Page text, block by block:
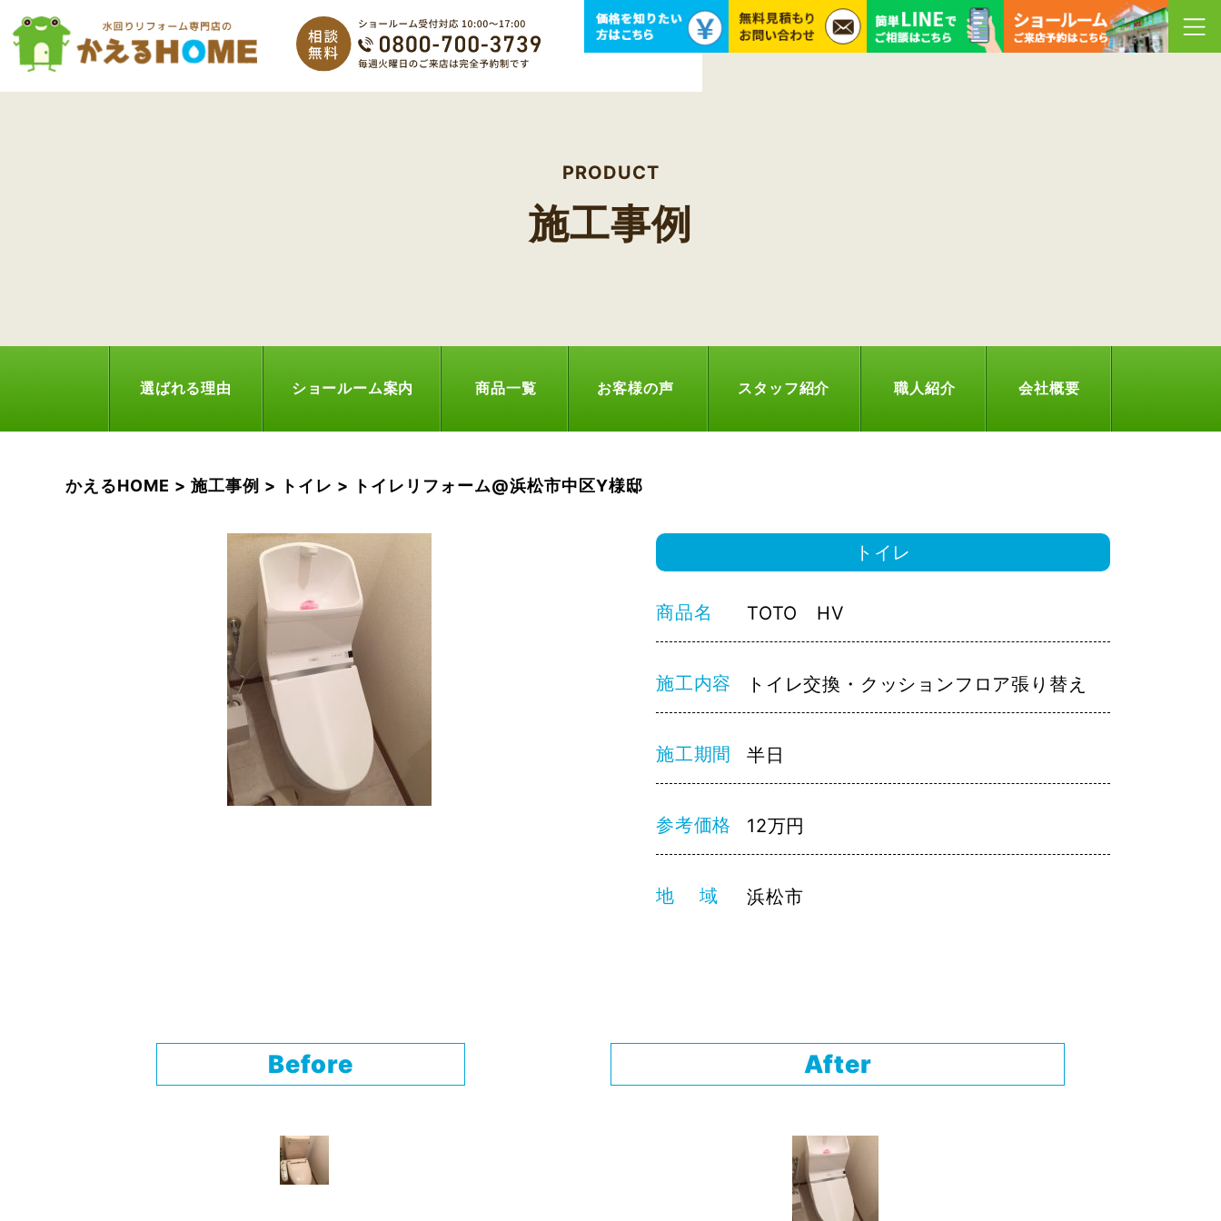
PRODUCT
施工事例
選ばれる理由 ショールーム案内 商品一覧 お客様の声 スタッフ紹介 職人紹介 会社概要
かえるHOME > 施工事例 > トイレ > トイレリフォーム@浜松市中区Y様邸
トイレ
商品名 TOTO HV
施工内容 トイレ交換・クッションフロア張り替え
施工期間 半日
参考価格 12万円
地 域 浜松市
Before After